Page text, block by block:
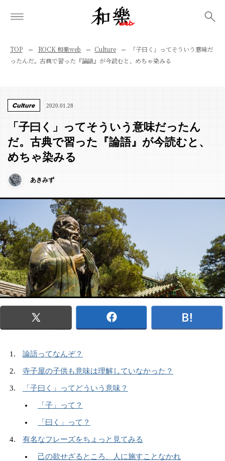
TOP ROCK 和樂web Culture
「子曰く」ってそういう意味だ
ったんだ。古典で習った『論語』が今読むと、めちゃ染みる
Culture 2020.01.28
「子曰く」ってそういう意味だったん
だ。古典で習った『論語』が今読むと、
めちゃ染みる
あきみず
論語ってなんぞ？
寺子屋の子供も意味は理解していなかった？
「子曰く」ってどういう意味？
「子」って？
「曰く」って？
有名なフレーズをちょっと見てみる
己の欲せざるところ、人に施すことなかれ